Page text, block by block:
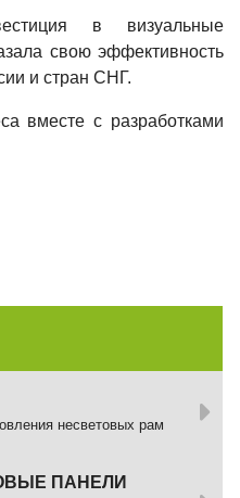
в визуальные
свою эффективность
и стран СНГ.
вместе с разработками
несветовых рам
ПАНЕЛИ